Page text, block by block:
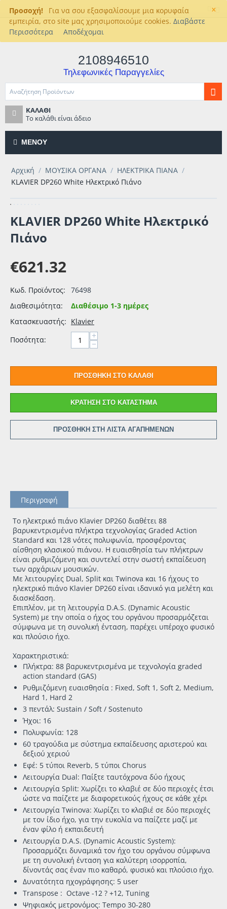
×
Προσοχή!
Για να σου εξασφαλίσουμε μια κορυφαία
εμπειρία, στο site μας χρησιμοποιούμε cookies. Διαβάστε
Περισσότερα
Αποδέχομαι
2108946510
Τηλεφωνικές Παραγγελίες
ΚΑΛΆΘΙ
Το καλάθι είναι άδειο
ΜΕΝΟΎ
Αρχική / ΜΟΥΣΙΚΑ ΟΡΓΑΝΑ / ΗΛΕΚΤΡΙΚΑ ΠΙΑΝΑ /
KLAVIER DP260 White Ηλεκτρικό Πιάνο
KLAVIER DP260 White Ηλεκτρικό
Πιάνο
€621.32
Κωδ. Προϊόντος:
76498
Διαθεσιμότητα:
Διαθέσιμο 1-3 ημέρες
Κατασκευαστής: Klavier
Ποσότητα:
+
−
ΠΡΟΣΘΉΚΗ ΣΤΟ ΚΑΛΆΘΙ
ΚΡΆΤΗΣΗ ΣΤΟ ΚΑΤΆΣΤΗΜΑ
ΠΡΟΣΘΉΚΗ ΣΤΗ ΛΊΣΤΑ ΑΓΑΠΗΜΈΝΩΝ
Περιγραφή
To ηλεκτρικό πιάνο Κlavier DP260 διαθέτει 88
βαρυκεντρισμένα πλήκτρα τεχνολογίας Graded Action
Standard και 128 νότες πολυφωνία, προσφέροντας
αίσθηση κλασικού πιάνου. Η ευαισθησία των πλήκτρων
είναι ρυθμιζόμενη και συντελεί στην σωστή εκπαίδευση
των αρχάριων μουσικών.
Με λειτουργίες Dual, Split και Twinova και 16 ήχους το
ηλεκτρικό πιάνο Κlavier DP260 είναι ιδανικό για μελέτη και
διασκέδαση.
Επιπλέον, με τη λειτουργία D.A.S. (Dynamic Acoustic
System) με την οποία ο ήχος του οργάνου προσαρμόζεται
σύμφωνα με τη συνολική ένταση, παρέχει υπέροχο φυσικό
και πλούσιο ήχο.
Χαρακτηριστικά:
Πλήκτρα: 88 βαρυκεντρισμένα με τεχνολογία graded
action standard (GAS)
Ρυθμιζόμενη ευαισθησία : Fixed, Soft 1, Soft 2, Medium,
Hard 1, Hard 2
3 πεντάλ: Sustain / Soft / Sostenuto
Ήχοι: 16
Πολυφωνία: 128
60 τραγούδια με σύστημα εκπαίδευσης αριστερού και
δεξιού χεριού
Εφέ: 5 τύποι Reverb, 5 τύποι Chorus
Λειτουργία Dual: Παίξτε ταυτόχρονα δύο ήχους
Λειτουργία Split: Χωρίζει το κλαβιέ σε δύο περιοχές έτσι
ώστε να παίζετε με διαφορετικούς ήχους σε κάθε χέρι
Λειτουργία Twinova: Xωρίζει το κλαβιέ σε δύο περιοχές
με τον ίδιο ήχο, για την ευκολία να παίζετε μαζί με
έναν φίλο ή εκπαιδευτή
Λειτουργία D.A.S. (Dynamic Acoustic System):
Προσαρμόζει δυναμικά τον ήχο του οργάνου σύμφωνα
με τη συνολική ένταση για καλύτερη ισορροπία,
δίνοντάς σας έναν πιο καθαρό, φυσικό και πλούσιο ήχο.
Δυνατότητα ηχογράφησης: 5 user
Transpose : Octave -12 ? +12, Tuning
Ψηφιακός μετρονόμος: Τempo 30-280